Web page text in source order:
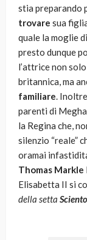
stia preparando
trovare sua
quale la moglie
presto dunque
l’attrice non
britannica, ma
familiare.
parenti di
la Regina che,
silenzio “reale”
oramai
Thomas Markle
Elisabetta II si
della setta